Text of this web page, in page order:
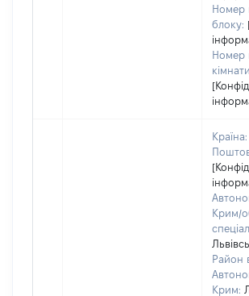
Номер
блоку:
Номер
Країна:
Крим/
Район
Крим: